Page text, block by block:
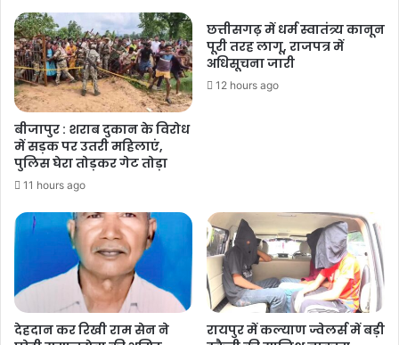
बीजापुर : शराब दुकान के विरोध
में सड़क पर उतरी महिलाएं,
पुलिस घेरा तोड़कर गेट तोड़ा
11 hours ago
छत्तीसगढ़ में धर्म स्वातंत्र्य कानून
पूरी तरह लागू, राजपत्र में
अधिसूचना जारी
12 hours ago
देहदान कर रिखी राम सेन ने
रायपुर में कल्याण ज्वेलर्स में बड़ी